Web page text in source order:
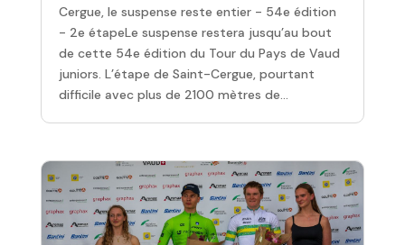
Cergue, le suspense reste entier - 54e édition
- 2e étapeLe suspense restera jusqu’au bout
de cette 54e édition du Tour du Pays de Vaud
juniors. L’étape de Saint-Cergue, pourtant
difficile avec plus de 2100 mètres de...